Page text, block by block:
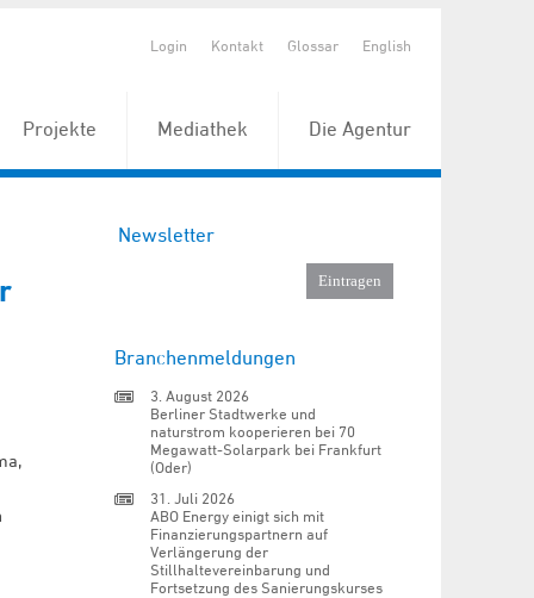
Login Kontakt Glossar English
Projekte Mediathek Die Agentur
Newsletter
Branchenmeldungen
3. August 2026
Berliner Stadtwerke und
naturstrom kooperieren bei 70
Megawatt-Solarpark bei Frankfurt
(Oder)
31. Juli 2026
ABO Energy einigt sich mit
Finanzierungspartnern auf
Verlängerung der
Stillhaltevereinbarung und
Fortsetzung des Sanierungskurses